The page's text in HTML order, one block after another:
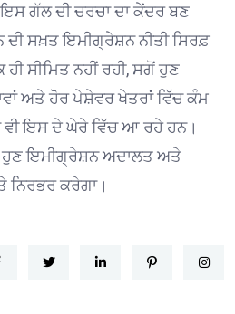
ਗੱਲ ਦੀ ਚਰਚਾ ਦਾ ਕੇਂਦਰ ਬਣ
ਸਖ਼ਤ ਇਮੀਗ੍ਰੇਸ਼ਨ ਨੀਤੀ ਸਿਰਫ਼
ਸੀਮਿਤ ਨਹੀਂ ਰਹੀ, ਸਗੋਂ ਹੁਣ
ਅਤੇ ਹੋਰ ਪੇਸ਼ੇਵਰ ਖੇਤਰਾਂ ਵਿੱਚ ਕੰਮ
ਵੀ ਇਸ ਦੇ ਘੇਰੇ ਵਿੱਚ ਆ ਰਹੇ ਹਨ।
ਹੁਣ ਇਮੀਗ੍ਰੇਸ਼ਨ ਅਦਾਲਤ ਅਤੇ
ਨਿਰਭਰ ਕਰੇਗਾ।